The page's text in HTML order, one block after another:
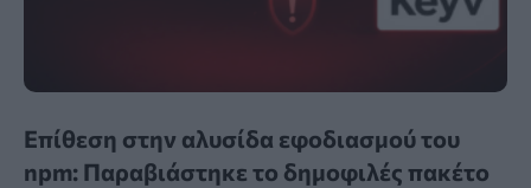
Επίθεση στην αλυσίδα εφοδιασμού του
npm: Παραβιάστηκε το δημοφιλές πακέτο